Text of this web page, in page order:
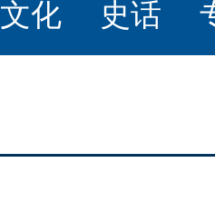
文化
史话